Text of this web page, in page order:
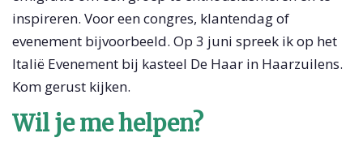
inspireren. Voor een congres, klantendag of
evenement bijvoorbeeld. Op 3 juni spreek ik op het
Italië Evenement bij kasteel De Haar in Haarzuilens.
Kom gerust kijken.
Wil je me helpen?